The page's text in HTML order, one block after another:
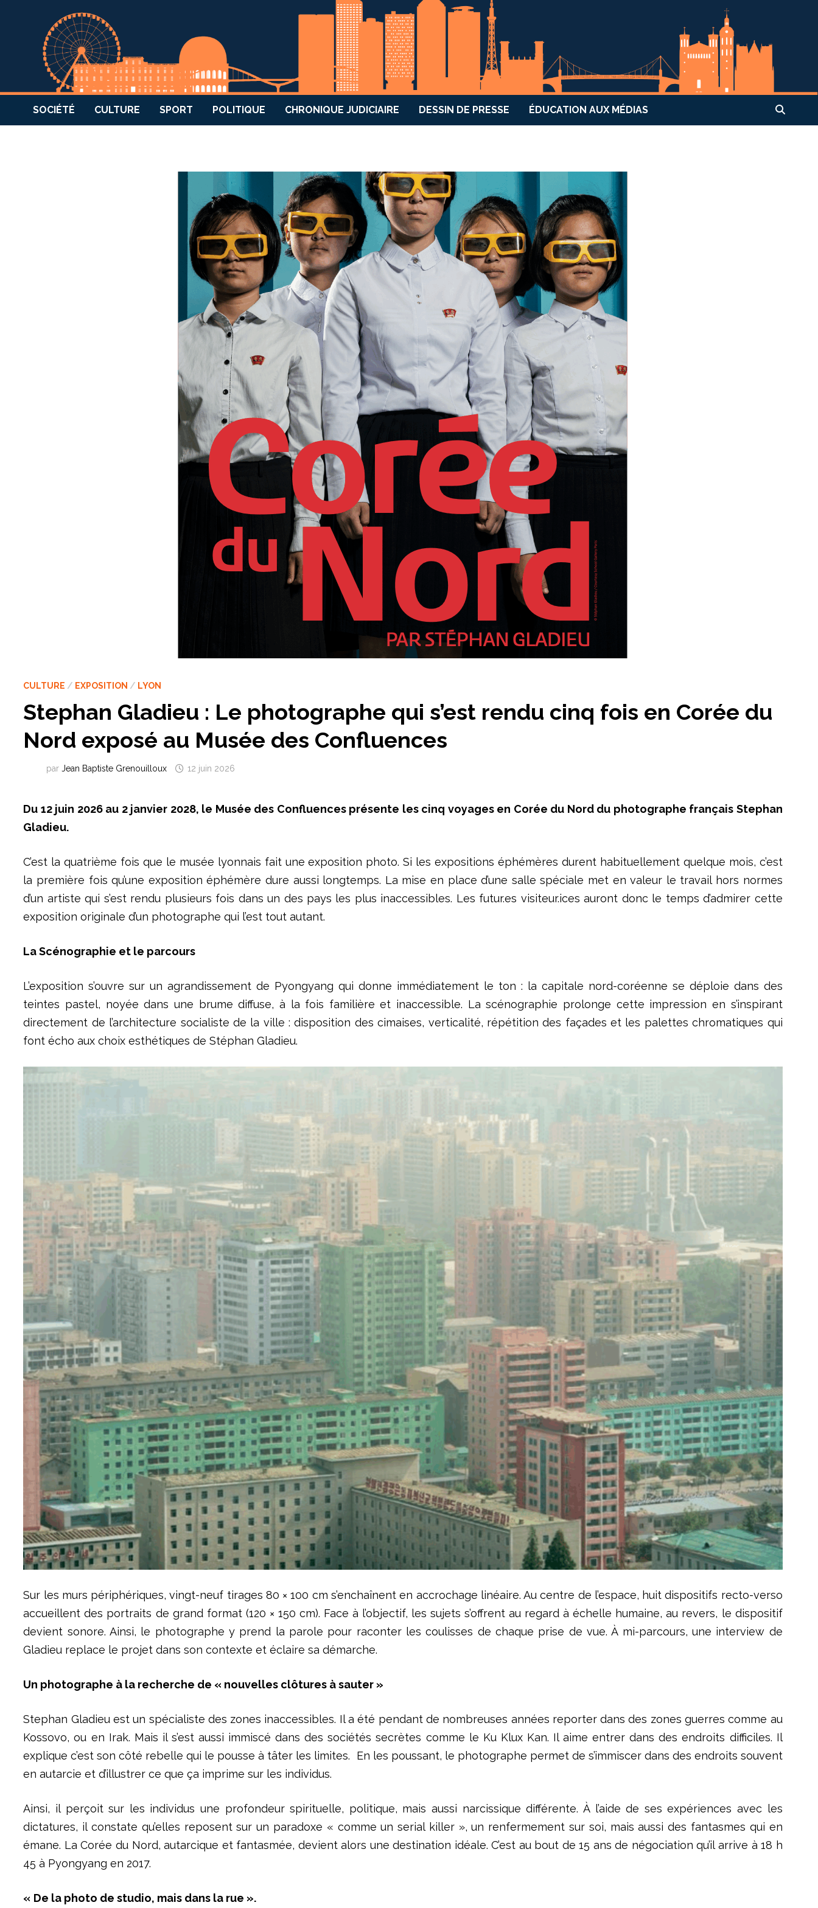
SOCIÉTÉ CULTURE SPORT POLITIQUE CHRONIQUE JUDICIAIRE DESSIN DE PRESSE ÉDUCATION AUX MÉDIAS
CULTURE / EXPOSITION / LYON
Stephan Gladieu : Le photographe qui s’est rendu cinq fois en Corée du
Nord exposé au Musée des Confluences
parJean Baptiste Grenouilloux 12 juin 2026
Du 12 juin 2026 au 2 janvier 2028, le Musée des Confluences présente les cinq voyages en Corée du Nord du photographe français Stephan
Gladieu.
C’est la quatrième fois que le musée lyonnais fait une exposition photo. Si les expositions éphémères durent habituellement quelque mois, c’est
la première fois qu’une exposition éphémère dure aussi longtemps. La mise en place d’une salle spéciale met en valeur le travail hors normes
d’un artiste qui s’est rendu plusieurs fois dans un des pays les plus inaccessibles. Les futur.es visiteur.ices auront donc le temps d’admirer cette
exposition originale d’un photographe qui l’est tout autant.
La Scénographie et le parcours
L’exposition s’ouvre sur un agrandissement de Pyongyang qui donne immédiatement le ton : la capitale nord-coréenne se déploie dans des
teintes pastel, noyée dans une brume diffuse, à la fois familière et inaccessible. La scénographie prolonge cette impression en s’inspirant
directement de l’architecture socialiste de la ville : disposition des cimaises, verticalité, répétition des façades et les palettes chromatiques qui
font écho aux choix esthétiques de Stéphan Gladieu.
Sur les murs périphériques, vingt-neuf tirages 80 × 100 cm s’enchaînent en accrochage linéaire. Au centre de l’espace, huit dispositifs recto-verso
accueillent des portraits de grand format (120 × 150 cm). Face à l’objectif, les sujets s’offrent au regard à échelle humaine, au revers, le dispositif
devient sonore. Ainsi, le photographe y prend la parole pour raconter les coulisses de chaque prise de vue. À mi-parcours, une interview de
Gladieu replace le projet dans son contexte et éclaire sa démarche.
Un photographe à la recherche de « nouvelles clôtures à sauter »
Stephan Gladieu est un spécialiste des zones inaccessibles. Il a été pendant de nombreuses années reporter dans des zones guerres comme au
Kossovo, ou en Irak. Mais il s’est aussi immiscé dans des sociétés secrètes comme le Ku Klux Kan. Il aime entrer dans des endroits difficiles. Il
explique c’est son côté rebelle qui le pousse à tâter les limites. En les poussant, le photographe permet de s’immiscer dans des endroits souvent
en autarcie et d’illustrer ce que ça imprime sur les individus.
Ainsi, il perçoit sur les individus une profondeur spirituelle, politique, mais aussi narcissique différente. À l’aide de ses expériences avec les
dictatures, il constate qu’elles reposent sur un paradoxe « comme un serial killer », un renfermement sur soi, mais aussi des fantasmes qui en
émane. La Corée du Nord, autarcique et fantasmée, devient alors une destination idéale. C’est au bout de 15 ans de négociation qu’il arrive à 18 h
45 à Pyongyang en 2017.
« De la photo de studio, mais dans la rue ».